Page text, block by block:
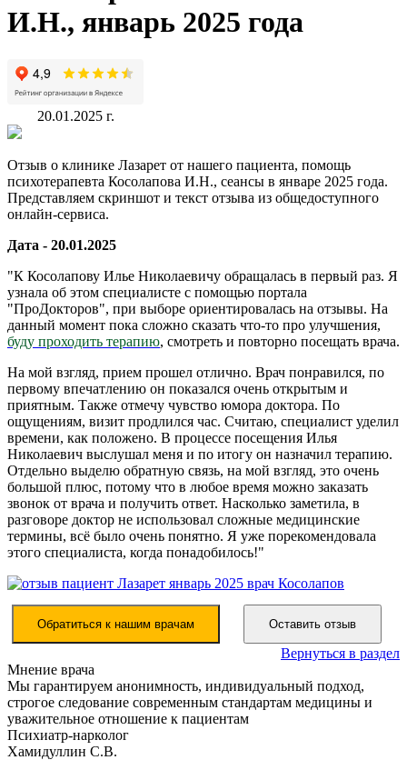
И.Н., январь 2025 года
20.01.2025 г.
Отзыв о клинике Лазарет от нашего пациента, помощь
психотерапевта Косолапова И.Н., сеансы в январе 2025 года.
Представляем скриншот и текст отзыва из общедоступного
онлайн-сервиса.
Дата - 20.01.2025
"К Косолапову Илье Николаевичу обращалась в первый раз. Я
узнала об этом специалисте с помощью портала
"ПроДокторов", при выборе ориентировалась на отзывы. На
данный момент пока сложно сказать что-то про улучшения,
буду проходить терапию, смотреть и повторно посещать врача.
На мой взгляд, прием прошел отлично. Врач понравился, по
первому впечатлению он показался очень открытым и
приятным. Также отмечу чувство юмора доктора. По
ощущениям, визит продлился час. Считаю, специалист уделил
времени, как положено. В процессе посещения Илья
Николаевич выслушал меня и по итогу он назначил терапию.
Отдельно выделю обратную связь, на мой взгляд, это очень
большой плюс, потому что в любое время можно заказать
звонок от врача и получить ответ. Насколько заметила, в
разговоре доктор не использовал сложные медицинские
термины, всё было очень понятно. Я уже порекомендовала
этого специалиста, когда понадобилось!"
Обратиться к нашим врачам Оставить отзыв
Вернуться в раздел
Мнение врача
Мы гарантируем анонимность, индивидуальный подход,
строгое следование современным стандартам медицины и
уважительное отношение к пациентам
Психиатр-нарколог
Хамидуллин С.В.